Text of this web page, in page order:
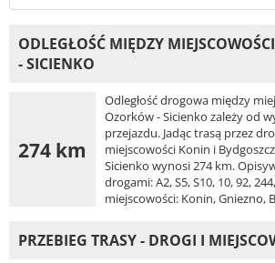
ODLEGŁOŚĆ MIĘDZY
- SICIENKO
274 km
Odległość drogowa między
Ozorków - Sicienko zależy od
przejazdu. Jadąc trasą przez
miejscowości Konin i
Sicienko wynosi 274 km.
drogami: A2, S5, S10, 10, 92,
miejscowości: Konin, Gniezno,
PRZEBIEG TRASY - DROGI I